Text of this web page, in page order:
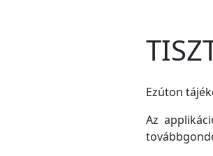
Ezúton
Az